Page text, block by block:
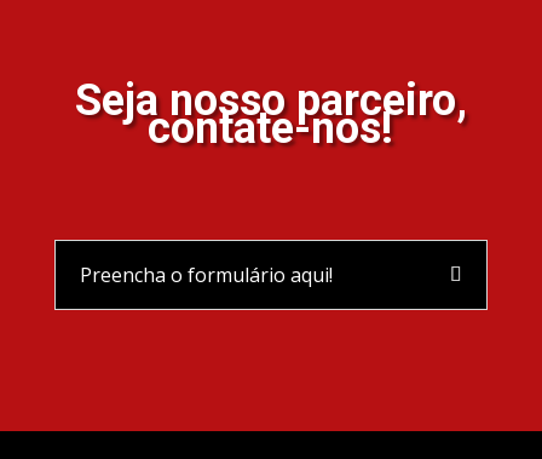
Seja nosso parceiro,
contate-nos!
Preencha o formulário aqui!